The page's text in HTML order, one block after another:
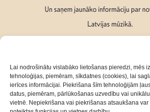
Lai nodrošinātu vislabāko lietošanas pieredzi, mēs
tehnoloģijas, piemēram, sīkdatnes (cookies), lai
ierīces informācijai. Piekrišana šīm tehnoloģijām
datus, piemēram, pārlūkošanas uzvedību vai
vietnē. Nepiekrišana vai piekrišanas atsaukšana
Un saņem jaunāko informāciju par
Latvijas mūzikā.
Seko mums: